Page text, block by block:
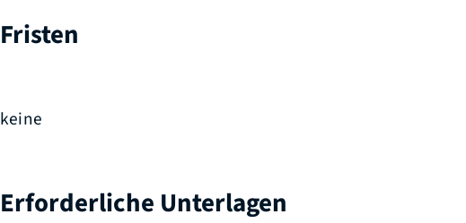
Fristen
keine
Erforderliche Unterlagen